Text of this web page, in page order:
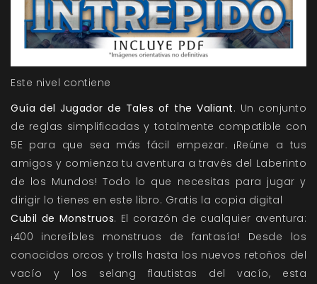
Este nivel contiene
Guía del Jugador de Tales of the Valiant. Un conjunto
de reglas simplificadas y totalmente compatible con
5E para que sea más fácil empezar. ¡Reúne a tus
amigos y comienza tu aventura a través del Laberinto
de los Mundos! Todo lo que necesitas para jugar y
dirigir lo tienes en este libro. Gratis la copia digital
Cubil de Monstruos. El corazón de cualquier aventura:
¡400 increíbles monstruos de fantasía! Desde los
conocidos orcos y trolls hasta los nuevos retoños del
vacío y los selang flautistas del vacío, esta